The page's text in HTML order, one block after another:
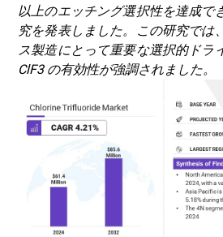
以上のエッチング選択性を達成で
究を発表しました。この研究では
ス製造にとって重要な選択的ドラ
ClF3 の有効性が強調されました。